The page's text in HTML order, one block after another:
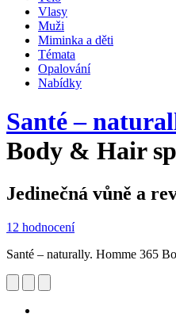
Vlasy
Muži
Miminka a děti
Témata
Opalování
Nabídky
Santé –
Body & Hair
Jedinečná vůně a
12 hodnocení
Santé – naturally. Homme 365